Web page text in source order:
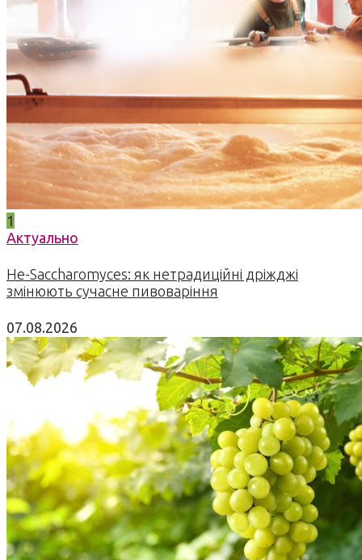
1
Актуально
Не-Saccharomyces: як нетрадиційні дріжджі
змінюють сучасне пивоваріння
07.08.2026